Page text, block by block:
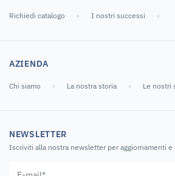
Richiedi catalogo I nostri successi
AZIENDA
Chi siamo La nostra storia Le nostri
NEWSLETTER
Iscriviti alla nostra newsletter per aggiornamenti